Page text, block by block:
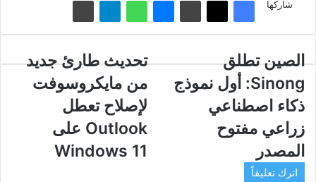
شاركها
الصين
Sinong:
أول
نموذج
ذكاء
اصطناعي
زراعي
مفتوح
الصين تطلق
Sinong: أول نموذج
ذكاء اصطناعي
زراعي مفتوح
المصدر
تحديث
جديد
من
مايكروسوفت
لإصلاح
تعطل
Outlook
تحديث طارئ جديد
من مايكروسوفت
لإصلاح تعطل
Outlook على
Windows 11
اترك تعليقاً